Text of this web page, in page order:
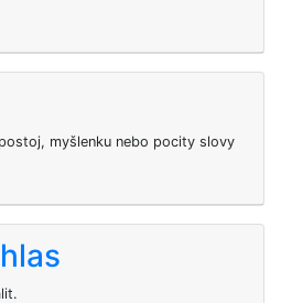
myšlenku nebo pocity slovy